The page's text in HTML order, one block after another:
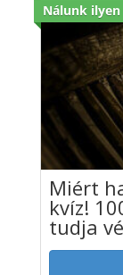
Nálunk ilyen
Miért
kvíz!
tudja